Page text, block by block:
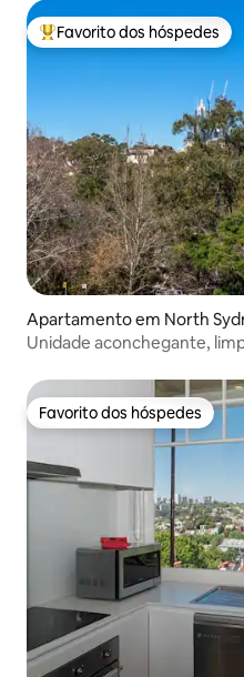
Favoritos dos hóspedes
Favorito dos hóspedes
Apartamento em North
Unidade aconchegante,
Favorito dos hóspedes
Favorito dos hóspedes